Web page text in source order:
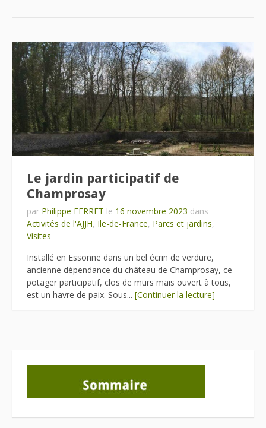
Le jardin participatif de
Champrosay
par Philippe FERRET le 16 novembre 2023 dans
Activités de l'AJJH, Ile-de-France, Parcs et jardins,
Visites
Installé en Essonne dans un bel écrin de verdure,
ancienne dépendance du château de Champrosay, ce
potager participatif, clos de murs mais ouvert à tous,
est un havre de paix. Sous... [Continuer la lecture]